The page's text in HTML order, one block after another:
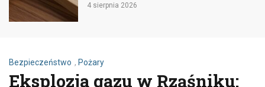
4 sierpnia 2026
Bezpieczeństwo , Pożary
Eksplozja gazu w Rząśniku: